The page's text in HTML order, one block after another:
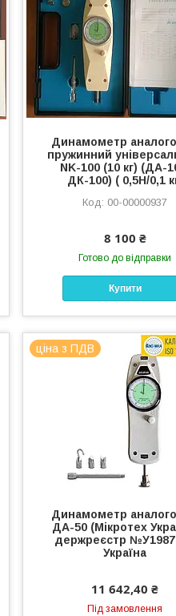
Динамометр
пружинний
NK-100 (10 кг) (ДА-
ДК-100) ( 0,5Н/0,1
00-00000937
8 100 ₴
Готово до відправки
Купити
ціна з ПДВ
Динамометр
ДА-50 (Мікротех
держреєстр
Україна
11 642,40 ₴
Під замовлення